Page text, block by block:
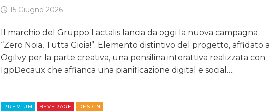
15 Giugno 2026
Il marchio del Gruppo Lactalis lancia da oggi la nuova campagna
“Zero Noia, Tutta Gioia!”. Elemento distintivo del progetto, affidato a
Ogilvy per la parte creativa, una pensilina interattiva realizzata con
IgpDecaux che affianca una pianificazione digital e social….
PREMIUM BEVERAGE DESIGN